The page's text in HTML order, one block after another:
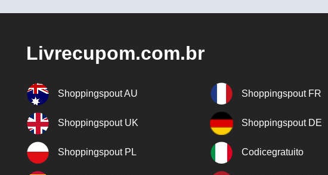
Livrecupom.com.br
Shoppingspout AU Shoppingspout FR
Shoppingspout UK Shoppingspout DE
Shoppingspout PL Codicegratuito